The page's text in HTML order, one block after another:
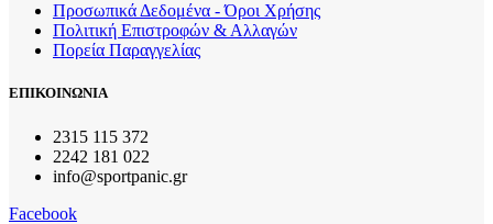
Προσωπικά Δεδομένα - Όροι Χρήσης
Πολιτική Επιστροφών & Αλλαγών
Πορεία Παραγγελίας
ΕΠΙΚΟΙΝΩΝΙΑ
2315 115 372
2242 181 022
info@sportpanic.gr
Facebook